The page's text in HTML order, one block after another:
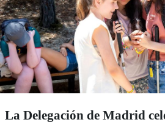
La Delegación de Madrid